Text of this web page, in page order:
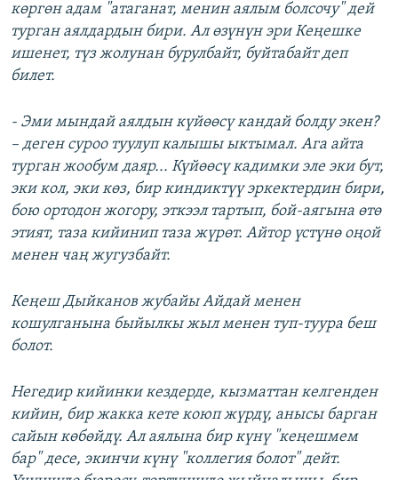
көргөн адам "атаганат, менин аялым болсочу" дей
турган аялдардын бири. Ал өзүнүн эри Кеңешке
ишенет, түз жолунан бурулбайт, буйтабайт деп
билет.
- Эми мындай аялдын күйөөсү кандай болду экен?
– деген суроо туулуп калышы ыктымал. Ага айта
турган жообум даяр... Күйөөсү кадимки эле эки бут,
эки кол, эки көз, бир киндиктүү эркектердин бири,
бою ортодон жогору, эткээл тартып, бой-аягына өтө
этият, таза кийинип таза жүрөт. Айтор үстүнө оңой
менен чаң жугузбайт.
Кеңеш Дыйканов жубайы Айдай менен
кошулганына быйылкы жыл менен туп-туура беш
болот.
Негедир кийинки кездерде, кызматтан келгенден
кийин, бир жакка кете коюп жүрдү, анысы барган
сайын көбөйдү. Ал аялына бир күнү "кеңешмем
бар" десе, экинчи күнү "коллегия болот" дейт.